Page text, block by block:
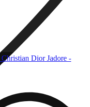
Christian Dior Jadore -